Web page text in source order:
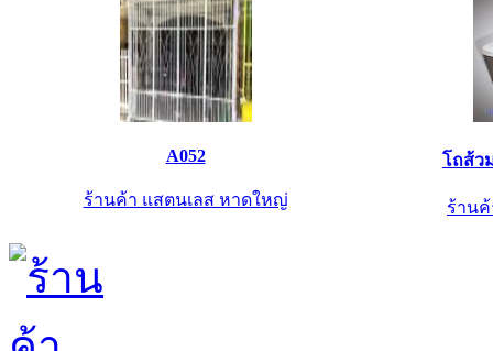
A052
ร้านค้า แสตนเลส หาดใหญ่
โถส้ว
ร้านค้